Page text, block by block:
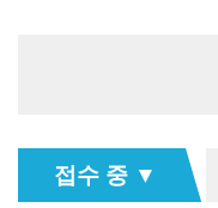
접수 중 ▼